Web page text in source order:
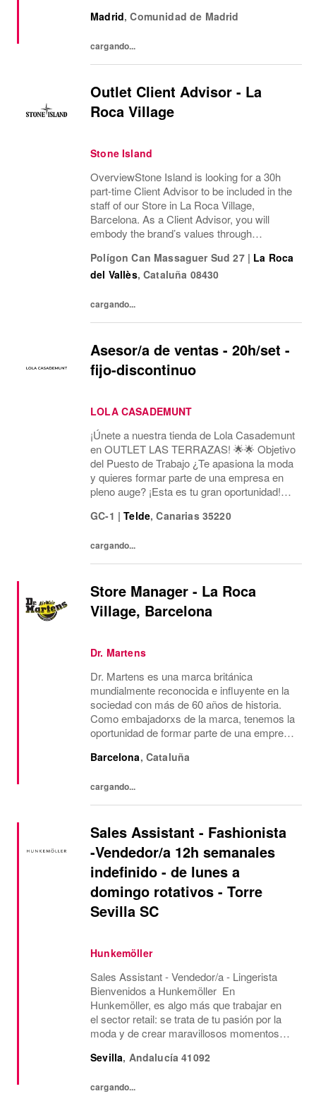
moda, consecución de objetivos
gestión de...
Madrid,Comunidad de Madrid
cargando...
Outlet Client Advisor - La
Roca Village
Stone Island
OverviewStone Island is looking for a 30h
part-time Client Advisor to be included in the
staff of our Store in La Roca Village,
Barcelona. As a Client Advisor, you will
embody the brand’s values through
communication style and a passion for
delivering exceptional...
Polígon Can Massaguer Sud 27 | La Roca
del Vallès,Cataluña 08430
cargando...
Asesor/a de ventas - 20h/set -
fijo-discontinuo
LOLA CASADEMUNT
¡Únete a nuestra tienda de Lola Casademunt
en OUTLET LAS TERRAZAS! 🌟🌟 Objetivo
del Puesto de Trabajo ¿Te apasiona la moda
y quieres formar parte de una empresa en
pleno auge? ¡Esta es tu gran oportunidad!
para nuestra tienda en Lola Casademunt
GC-1 | Telde,Canarias 35220
cargando...
Store Manager - La Roca
Village, Barcelona
Dr. Martens
Dr. Martens es una marca británica
mundialmente reconocida e influyente en la
sociedad con más de 60 años de historia.
Como embajadorxs de la marca, tenemos la
oportunidad de formar parte de una empresa
personas muy diverso donde cada unx
Barcelona, Cataluña
cargando...
Sales Assistant - Fashionista
-Vendedor/a 12h semanales
indefinido - de lunes a
domingo rotativos - Torre
Sevilla SC
Hunkemöller
Sales Assistant - Vendedor/a - Lingerista
Bienvenidos a Hunkemöller En
Hunkemöller, es algo más que trabajar en
el sector retail: se trata de tu pasión por la
moda y de crear maravillosos momentos
Juntos creamos un entorno de trabajo
Sevilla, Andalucía 41092
cargando...